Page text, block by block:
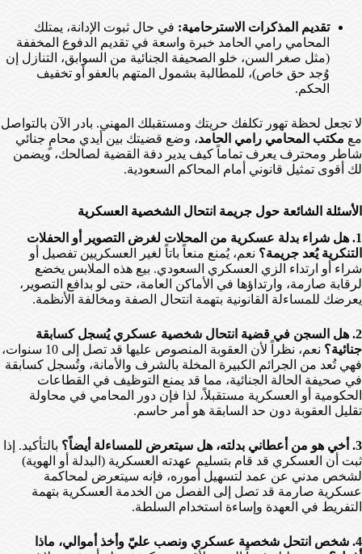
تقديم المذكرات الاسترحامية: في حال ثبوت الإدانة، يمتلك
المحامي رامي الحامد خبرة واسعة في تقديم الدفوع المخففة
(مثل صغر السن، خلو الصحيفة الجنائية من السوابق، التنازل إن
وُجد حق خاص)، للمطالبة بشمول المتهم بالعفو أو تخفيف
الحكم.
لا تجعل لحظة تهور تكلفك حريتك ومستقبلك المهني. بادر الآن بالتواصل
مع مكتب المحامي رامي الحامد، وضع قضيتك بين أيدي محامٍ جنائي
شاطر ومحترف يعرف تماماً كيف يدير دفة القضية لصالحك، ويضمن
لك أقوى تمثيل قانوني أمام المحاكم السعودية.
الأسئلة الشائعة حول جريمة انتحال الشخصية العسكرية
1. هل شراء بدلة عسكرية من المحلات لغرض التصوير أو الحفلات
التنكرية يُعد جريمة؟ نعم، يُمنع منعاً باتاً لغير العسكريين تفصيل أو
شراء أو ارتداء الزي العسكري السعودي. بيع هذه الملابس يخضع
لرقابة صارمة، وارتداؤها في الأماكن العامة، حتى لو بدافع التصوير،
يعرضك للمساءلة القانونية بتهمة انتحال الصفة ومخالفة الأنظمة.
2. هل السجن في قضية انتحال شخصية عسكري يُسجل كسابقة
جنائية؟
نعم، نظراً لأن العقوبة المنصوص عليها قد تصل إلى 10 سنوات،
فهي تُعد من الجرائم الكبيرة المخلة بالشرف والأمانة، وتُسجل كسابقة
في صحيفة الحالة الجنائية، مما قد يمنع التوظيف في القطاعات
الحكومية أو العسكرية مستقبلاً، لذا فإن دور المحامي في محاولة
تقليل العقوبة دون حد السابقة هو أمر حاسم.
3. أخي هو من أعطاني بدلته، هل سيتعرض للمساءلة أيضاً؟
بالتأكيد. إذا
ثبت أن العسكري قد قام بتسليم عهدته العسكرية (البدلة أو الهوية)
لشخص مدني عن عمد لتسهيل أموره، فإنه سيتعرض لمحاكمة
عسكرية صارمة قد تصل إلى الفصل من الخدمة العسكرية بتهمة
التفريط في العهدة وإساءة استخدام السلطة.
4. شخص انتحل شخصية عسكري ونصب عليّ وأخذ أموالي، ماذا